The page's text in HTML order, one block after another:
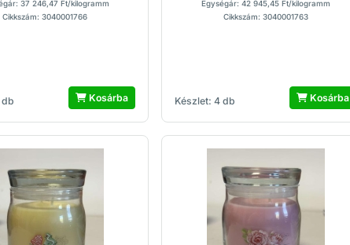
db
37 246,47 Ft/kilogramm
Cikkszám: 3040001766
Kosárba Készlet: 4 db
Egységár: 42 945,45 Ft/kilogramm
Cikkszám: 3040001763
Kosárba